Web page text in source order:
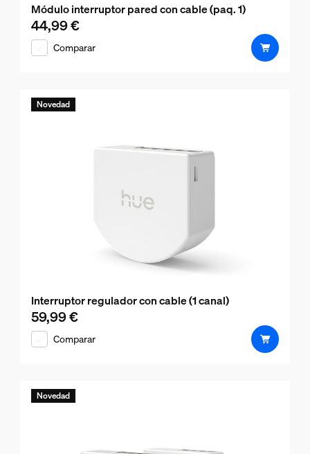
Módulo interruptor pared con cable (paq. 1)
El precio actual es 44,99 €
44,99 €
Comparar
Novedad
Interruptor regulador con cable (1 canal)
El precio actual es 59,99 €
59,99 €
Comparar
Novedad